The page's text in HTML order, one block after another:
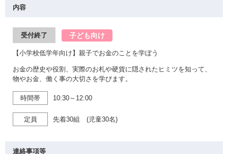
内容
受付終了 子ども向け
【小学校低学年向け】親子でお金のことを学ぼう
お金の歴史や役割、実際のお札や硬貨に隠されたヒミツを知って、
物やお金、働く事の大切さを学びます。
時間帯 10:30～12:00
定員 先着30組 (児童30名)
連絡事項等